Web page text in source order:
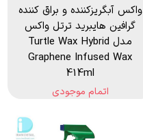
واکس آبگریزکننده و براق کننده
گرافین هایبرید ترتل واکس
مدل Turtle Wax Hybrid
Graphene Infused Wax
414ml
اتمام موجودی